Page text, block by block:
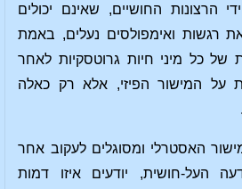
הרצונות החושיים, שאינם יכולים
רגשות ואימפולסים נעלים, באמת
של כל מיני חיות גרוטסקיות לאחר
על המישור הפיזי, אלא רק כאלה
האסטרלי ומסוגלים לעקוב אחר
העל-חושית, יודעים איזו דמות